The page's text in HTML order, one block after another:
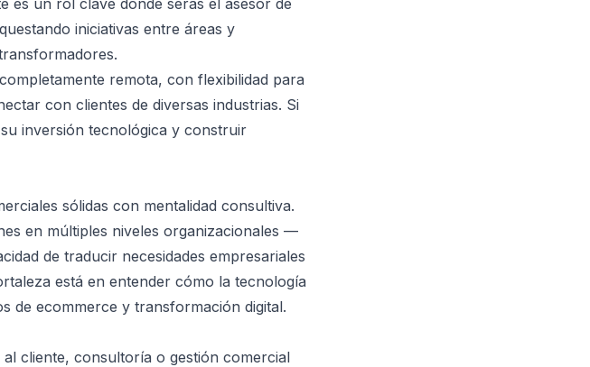
es un rol clave donde serás el asesor de
iniciativas entre áreas y
remota, con flexibilidad para
con clientes de diversas industrias. Si
inversión tecnológica y construir
sólidas con mentalidad consultiva.
en múltiples niveles organizacionales —
de traducir necesidades empresariales
está en entender cómo la tecnología
de ecommerce y transformación digital.
cliente, consultoría o gestión comercial